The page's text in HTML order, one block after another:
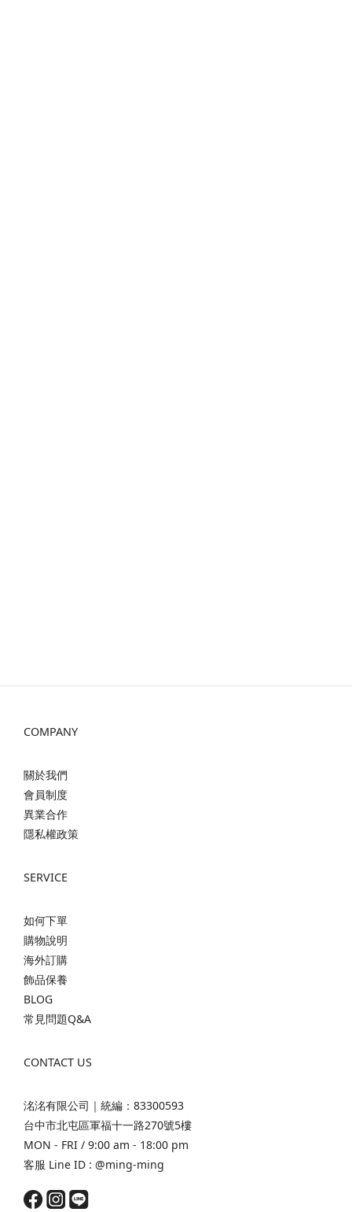
COMPANY
關於我們
會員制度
異業合作
隱私權政策
SERVICE
如何下單
購物說明
海外訂購
飾品保養
BLOG
常見問題Q&A
CONTACT US
洺洺有限公司｜統編：83300593
台中市北屯區軍福十一路270號5樓
MON - FRI / 9:00 am - 18:00 pm
客服 Line ID : @ming-ming